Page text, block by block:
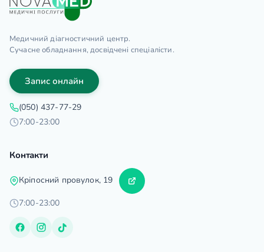
Медичний діагностичний центр.
Сучасне обладнання, досвідчені спеціалісти.
Запис онлайн
(050) 437-77-29
7:00-23:00
Контакти
Кріпосний провулок, 19
7:00-23:00